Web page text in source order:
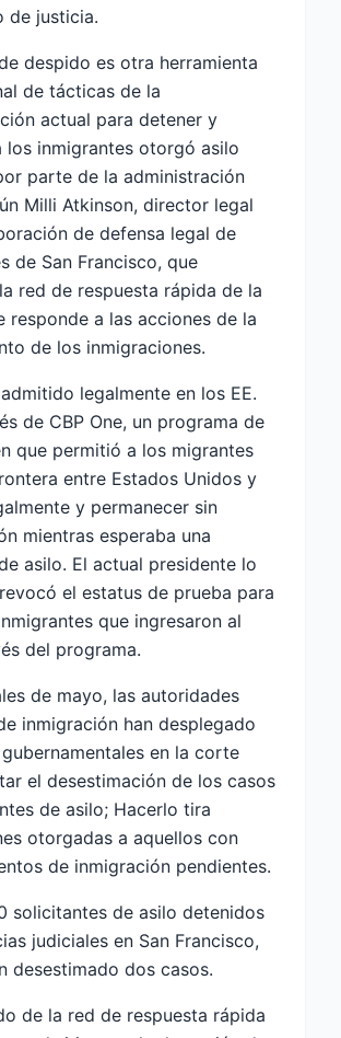
de justicia.
despido es otra herramienta
de tácticas de la
actual para detener y
los inmigrantes otorgó asilo
parte de la administración
Milli Atkinson, director legal
de defensa legal de
de San Francisco, que
red de respuesta rápida de la
responde a las acciones de la
de los inmigraciones.
legalmente en los EE.
de CBP One, un programa de
que permitió a los migrantes
entre Estados Unidos y
y permanecer sin
mientras esperaba una
asilo. El actual presidente lo
el estatus de prueba para
que ingresaron al
del programa.
de mayo, las autoridades
inmigración han desplegado
en la corte
el desestimación de los casos
de asilo; Hacerlo tira
otorgadas a aquellos con
de inmigración pendientes.
solicitantes de asilo detenidos
judiciales en San Francisco,
desestimado dos casos.
de la red de respuesta rápida